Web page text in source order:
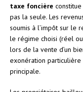
taxe foncière
pas la seule. Les
soumis à l’impôt sur le
le régime choisi (réel
lors de la vente d’un
exonération
principale.